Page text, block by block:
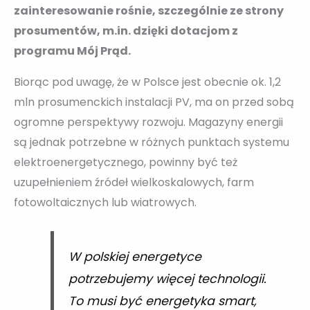
zainteresowanie rośnie, szczególnie ze strony
prosumentów, m.in. dzięki dotacjom z
programu Mój Prąd.
Biorąc pod uwagę, że w Polsce jest obecnie ok. 1,2
mln prosumenckich instalacji PV, ma on przed sobą
ogromne perspektywy rozwoju. Magazyny energii
są jednak potrzebne w różnych punktach systemu
elektroenergetycznego, powinny być też
uzupełnieniem źródeł wielkoskalowych, farm
fotowoltaicznych lub wiatrowych.
W polskiej energetyce
potrzebujemy więcej technologii.
To musi być energetyka smart,